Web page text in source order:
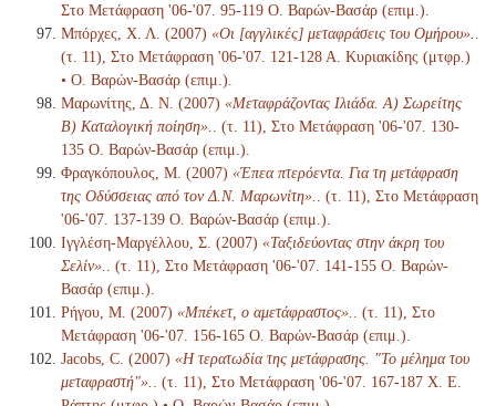
Στο Μετάφραση '06-'07. 95-119 Ο. Βαρών-Βασάρ (επιμ.).
Μπόρχες, Χ. Λ. (2007) «Οι [αγγλικές] μεταφράσεις του Ομήρου».
(τ. 11), Στο Μετάφραση '06-'07. 121-128 Α. Κυριακίδης (μτφρ.)
• Ο. Βαρών-Βασάρ (επιμ.).
Μαρωνίτης, Δ. Ν. (2007) «Μεταφράζοντας Ιλιάδα. Α) Σωρείτης
Β) Καταλογική ποίηση».
. (τ. 11), Στο Μετάφραση '06-'07. 130-
135 Ο. Βαρών-Βασάρ (επιμ.).
Φραγκόπουλος, Μ. (2007) «Έπεα πτερόεντα. Για τη μετάφραση
της Οδύσσειας από τον Δ.Ν. Μαρωνίτη».
. (τ. 11), Στο Μετάφραση
'06-'07. 137-139 Ο. Βαρών-Βασάρ (επιμ.).
Ιγγλέση-Μαργέλλου, Σ. (2007) «Ταξιδεύοντας στην άκρη του
Σελίν».
. (τ. 11), Στο Μετάφραση '06-'07. 141-155 Ο. Βαρών-
Βασάρ (επιμ.).
Ρήγου, Μ. (2007) «Μπέκετ, ο αμετάφραστος».
. (τ. 11), Στο
Μετάφραση '06-'07. 156-165 Ο. Βαρών-Βασάρ (επιμ.).
Jacobs, C. (2007) «Η τερατωδία της μετάφρασης. "Το μέλημα του
μεταφραστή"».
. (τ. 11), Στο Μετάφραση '06-'07. 167-187 Χ. Ε.